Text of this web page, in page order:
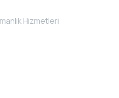
Hizmetleri